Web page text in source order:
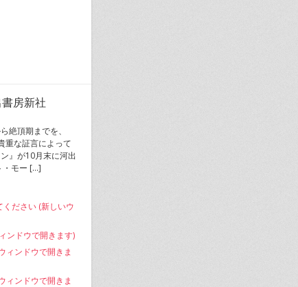
房新社
絶頂期までを、
重な証言によって
』が10月末に河出
・モー […]
ださい (新しいウ
ンドウで開きます)
ィンドウで開きま
ィンドウで開きま